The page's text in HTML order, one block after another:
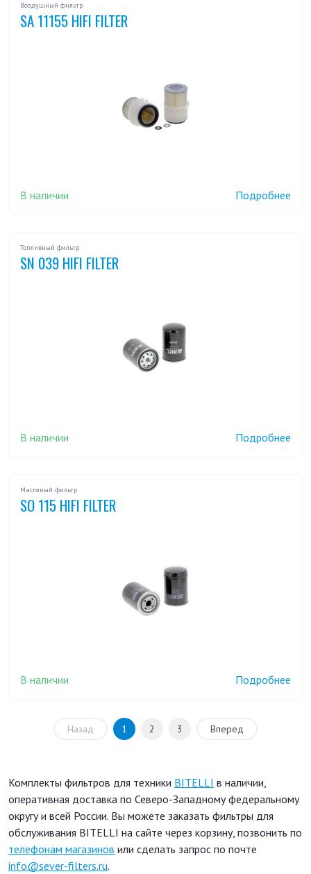
Воздушный фильтр
SA 11155 HIFI FILTER
В наличии Подробнее
Топливный фильтр
SN 039 HIFI FILTER
В наличии Подробнее
Масляный фильтр
SO 115 HIFI FILTER
В наличии Подробнее
Назад 1 2 3 Вперед
Комплекты фильтров для техники BITELLI в наличии,
оперативная доставка по Северо-Западному федеральному
округу и всей России. Вы можете заказать фильтры для
обслуживания BITELLI на сайте через корзину, позвонить по
телефонам магазинов или сделать запрос по почте
info@sever-filters.ru.